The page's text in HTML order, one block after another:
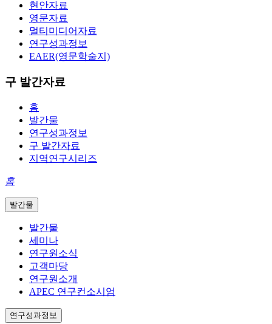
현안자료
영문자료
멀티미디어자료
연구성과정보
EAER(영문학술지)
구 발간자료
홈
발간물
연구성과정보
구 발간자료
지역연구시리즈
홈
발간물
발간물
세미나
연구원소식
고객마당
연구원소개
APEC 연구컨소시엄
연구성과정보